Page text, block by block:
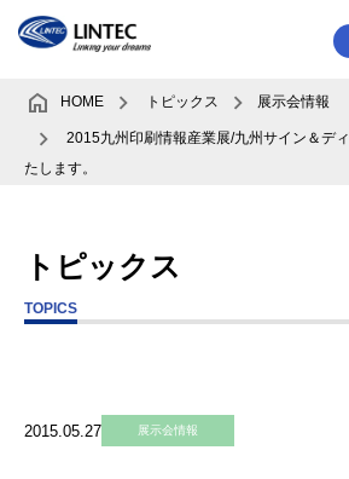
HOME トピックス 展示会情報
2015九州印刷情報産業展/九州サイン＆デ
たします。
トピックス
TOPICS
2015.05.27 展示会情報